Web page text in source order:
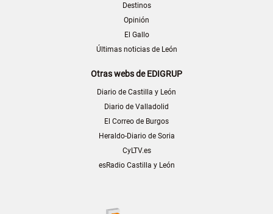
Destinos
Opinión
El Gallo
Últimas noticias de León
Otras webs de EDIGRUP
Diario de Castilla y León
Diario de Valladolid
El Correo de Burgos
Heraldo-Diario de Soria
CyLTV.es
esRadio Castilla y León